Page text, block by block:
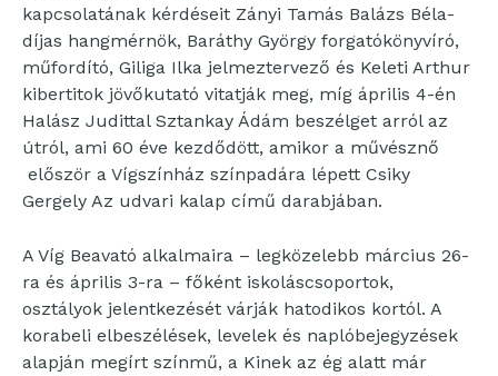
kapcsolatának kérdéseit Zányi Tamás Balázs Béla-
díjas hangmérnök, Baráthy György forgatókönyvíró,
műfordító, Giliga Ilka jelmeztervező és Keleti Arthur
kibertitok jövőkutató vitatják meg, míg április 4-én
Halász Judittal Sztankay Ádám beszélget arról az
útról, ami 60 éve kezdődött, amikor a művésznő
először a Vígszínház színpadára lépett Csiky
Gergely Az udvari kalap című darabjában.
A Víg Beavató alkalmaira – legközelebb március 26-
ra és április 3-ra – főként iskoláscsoportok,
osztályok jelentkezését várják hatodikos kortól. A
korabeli elbeszélések, levelek és naplóbejegyzések
alapján megírt színmű, a Kinek az ég alatt már